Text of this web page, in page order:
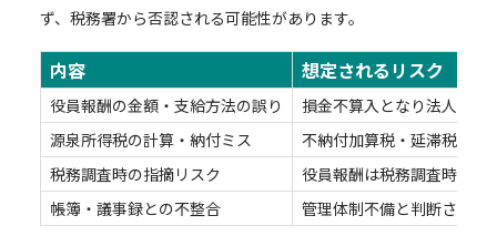
ず、税務署から否認される可能性があります。
内容 想定されるリスク
役員報酬の金額・支給方法の誤り
損金不算入となり法人税が
源泉所得税の計算・納付ミス
不納付加算税・延滞税の対
税務調査時の指摘リスク
役員報酬は税務調査時に特
帳簿・議事録との不整合
管理体制不備と判断され税